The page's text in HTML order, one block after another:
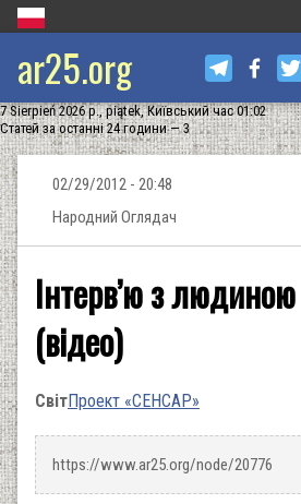
ar25.org
7 Sierpień 2026 р., piątek, Київський час 01:02
Статей за останні 24 години — 3
02/29/2012 - 20:48
Народний Оглядач
Інтерв’ю з
(відео)
СвітПроект «СЕНСАР»
https://www.ar25.org/node/20776